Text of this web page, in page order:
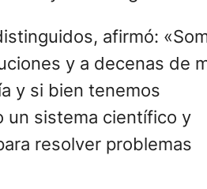
afirmó:
y a decenas de
y si bien tenemos
un sistema científico y
resolver problemas